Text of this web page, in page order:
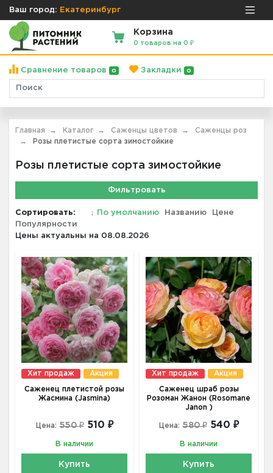
Ваш город: Екатеринбург
Корзина
0 товаров на 0 ₽
Сравнение товаров 0 Закладки 0
Главная Каталог Саженцы цветов
Саженцы роз
Розы плетистые сорта зимостойкие
Розы плетистые сорта зимостойкие
Фильтровать
Сортировать: ↓ По умолчанию Названию
Цене
Популярности
Цены актуальны на 08.08.2026
Хит продаж Акция
Саженец плетистой розы
Жасмина (Jasmina)
Цена: 550 ₽ 510 ₽
В наличии
Купить
Хит продаж Акция
Саженец шраб розы
Розоман Жанон (Rosomane
Janon )
Цена: 580 ₽ 540 ₽
В наличии
Купить